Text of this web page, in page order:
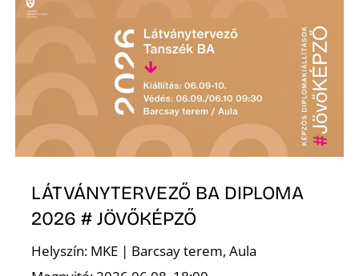
LÁTVÁNYTERVEZŐ BA DIPLOMA
2026 # JÖVŐKÉPZŐ
Helyszín: MKE | Barcsay terem, Aula